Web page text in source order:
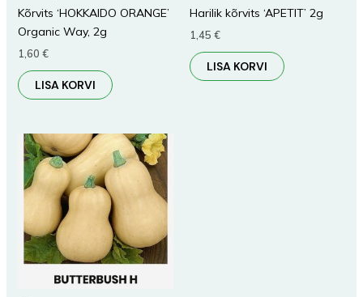
Kõrvits ‘HOKKAIDO ORANGE’
Organic Way, 2g
1,60 €
LISA KORVI
Harilik kõrvits ‘APETIT’ 2g
1,45 €
LISA KORVI